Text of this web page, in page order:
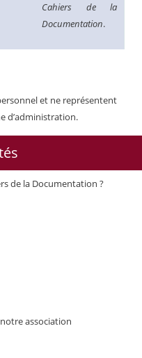
Cahiers de la
Documentation.
et ne représentent
d’administration.
de la Documentation ?
association